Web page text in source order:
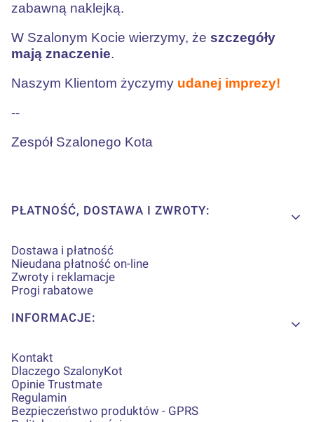
zabawną naklejką.
W Szalonym Kocie wierzymy, że szczegóły
mają znaczenie.
Naszym Klientom życzymy udanej imprezy!
--
Zespół Szalonego Kota
Linki w stopce
PŁATNOŚĆ, DOSTAWA I ZWROTY:
Dostawa i płatność
Nieudana płatność on-line
Zwroty i reklamacje
Progi rabatowe
INFORMACJE:
Kontakt
Dlaczego SzalonyKot
Opinie Trustmate
Regulamin
Bezpieczeństwo produktów - GPRS